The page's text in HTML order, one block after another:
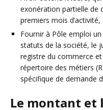
exonération partielle de
premiers mois d’activité,
Fournir à Pôle emploi
statuts de la société, le
registre du commerce
répertoire des métiers
spécifique de demande
Le montant et